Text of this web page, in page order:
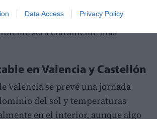
Data Access Privacy Policy
grados, mientras que en comarcas
será claramente más
en Valencia y Castellón
Valencia se prevé una jornada
del sol y temperaturas
en el interior, aunque algo